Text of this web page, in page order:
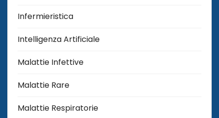
Infermieristica
Intelligenza Artificiale
Malattie Infettive
Malattie Rare
Malattie Respiratorie